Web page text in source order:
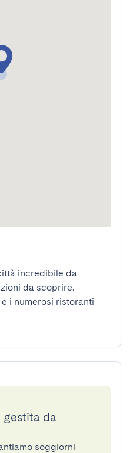
incredibile da
da scoprire.
i numerosi ristoranti
gestita da
soggiorni